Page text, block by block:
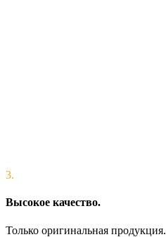
3.
Высокое качество.
Только оригинальная продукция.